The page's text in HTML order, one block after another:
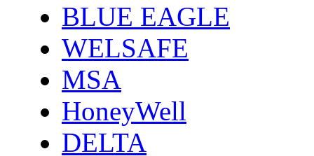
BLUE EAGLE
WELSAFE
MSA
HoneyWell
DELTA